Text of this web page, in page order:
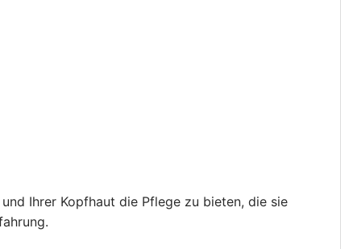
Ihrer Kopfhaut die Pflege zu bieten, die sie